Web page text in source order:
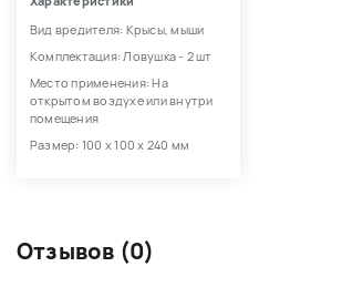
Вид вредителя: Крысы, мыши
Комплектация: Ловушка - 2 шт
Место применения: На
открытом воздухе или внутри
помещения
Размер: 100 x 100 x 240 мм
Отзывов (0)